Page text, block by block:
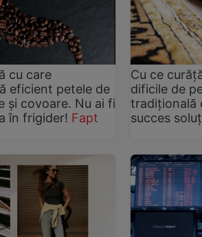
cu care
eficient petele de
și covoare. Nu ai fi
în frigider! Fapt
Cu ce
dificile de
tradițională
succes